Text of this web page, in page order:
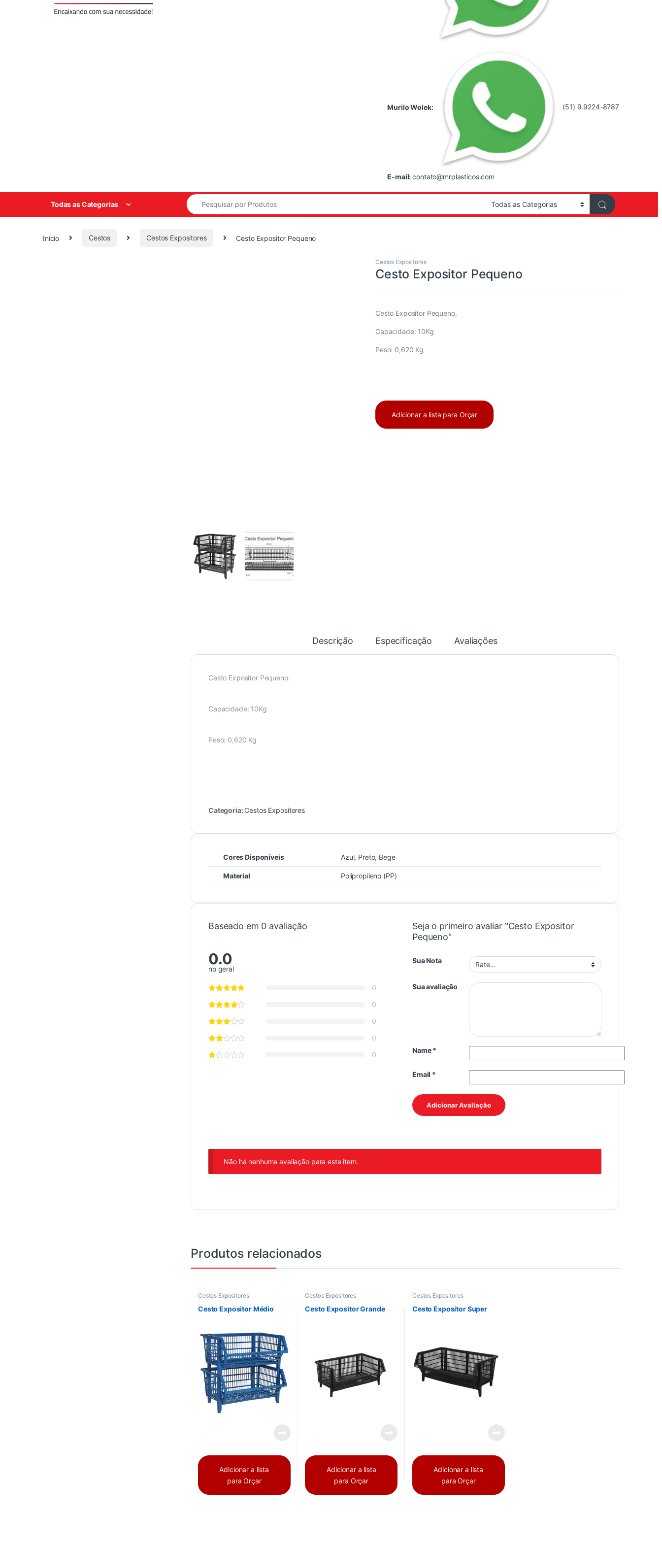
Murilo Wolek: (51) 9.9224-8787
E-mail:contato@mrplasticos.com
Todas as Categorias
Search for:
Início Cestos Cestos Expositores Cesto Expositor Pequeno
Cestos Expositores
Cesto Expositor Pequeno
Cesto Expositor Pequeno.
Capacidade: 10Kg
Peso: 0,620 Kg
Adicionar a lista para Orçar
Descrição Especificação Avaliações
Cesto Expositor Pequeno.
Capacidade: 10Kg
Peso: 0,620 Kg
Categoria: Cestos Expositores
Cores Disponíveis Azul, Preto, Bege
Material Polipropileno (PP)
Baseado em 0 avaliação
0.0
no geral
0
0
0
0
0
Seja o primeiro avaliar "Cesto Expositor
Pequeno"
Sua Nota
Sua avaliação
Name*
Email *
Não há nenhuma avaliação para este item.
Produtos relacionados
Cestos Expositores
Cesto Expositor Médio
Adicionar a lista
para Orçar
Cestos Expositores
Cesto Expositor Grande
Adicionar a lista
para Orçar
Cestos Expositores
Cesto Expositor Super
Adicionar a lista
para Orçar